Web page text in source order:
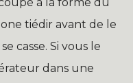
tiédir avant de le
casse. Si vous le
dans une